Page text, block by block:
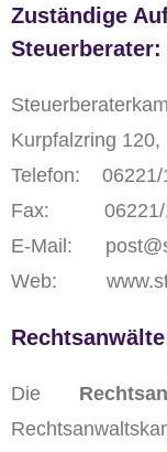
Zuständige
Steuerberater:
Kurpfalzring
Telefon: 06221/
Fax: 06221/
E-Mail:
Web:
Die